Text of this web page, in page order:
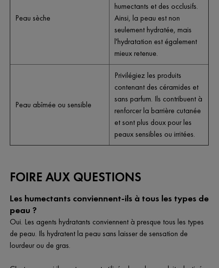
Peau sèche
humectants et des occlusifs.
Ainsi, la peau est non
seulement hydratée, mais
l'hydratation est également
mieux retenue.
Peau abîmée ou sensible
Privilégiez les produits
contenant des céramides et
sans parfum. Ils contribuent à
renforcer la barrière cutanée
et sont plus doux pour les
peaux sensibles ou irritées.
FOIRE AUX QUESTIONS
Les humectants conviennent-ils à tous les types de
peau ?
Oui. Les agents hydratants conviennent à presque tous les types
de peau. Ils hydratent la peau sans laisser de sensation de
lourdeur ou de gras.